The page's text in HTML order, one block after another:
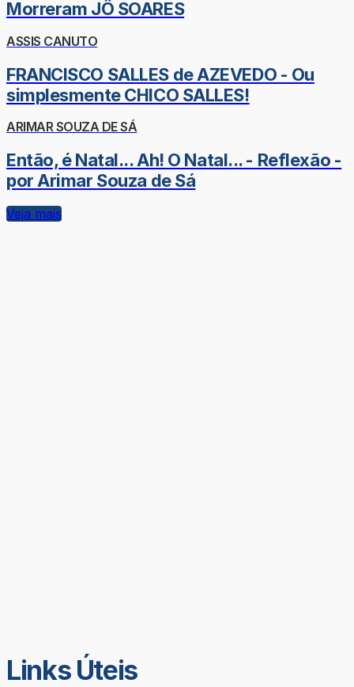
Morreram JÔ SOARES
ASSIS CANUTO
FRANCISCO SALLES de AZEVEDO - Ou
simplesmente CHICO SALLES!
ARIMAR SOUZA DE SÁ
Então, é Natal... Ah! O Natal... - Reflexão -
por Arimar Souza de Sá
Veja mais
Links Úteis